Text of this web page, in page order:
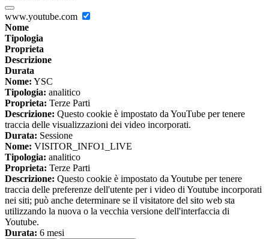
www.youtube.com
Nome
Tipologia
Proprieta
Descrizione
Durata
Nome: YSC
Tipologia: analitico
Proprieta: Terze Parti
Descrizione: Questo cookie è impostato da YouTube per tenere
traccia delle visualizzazioni dei video incorporati.
Durata: Sessione
Nome: VISITOR_INFO1_LIVE
Tipologia: analitico
Proprieta: Terze Parti
Descrizione: Questo cookie è impostato da Youtube per tenere
traccia delle preferenze dell'utente per i video di Youtube incorporati
nei siti; può anche determinare se il visitatore del sito web sta
utilizzando la nuova o la vecchia versione dell'interfaccia di
Youtube.
Durata: 6 mesi